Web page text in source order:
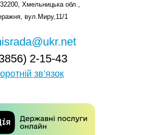
32200, Хмельницька обл.,
вул.Миру,11/1
2-15-43
зв’язок